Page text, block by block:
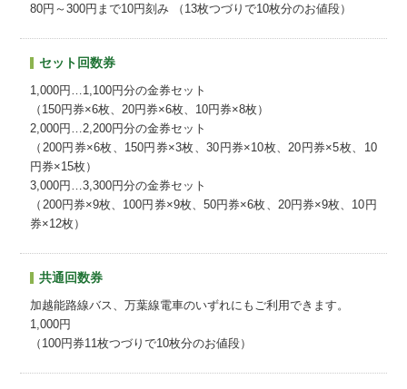
80円～300円まで10円刻み （13枚つづりで10枚分のお値段）
セット回数券
1,000円…1,100円分の金券セット
（150円券×6枚、20円券×6枚、10円券×8枚）
2,000円…2,200円分の金券セット
（200円券×6枚、150円券×3枚、30円券×10枚、20円券×5枚、10
円券×15枚）
3,000円…3,300円分の金券セット
（200円券×9枚、100円券×9枚、50円券×6枚、20円券×9枚、10円
券×12枚）
共通回数券
加越能路線バス、万葉線電車のいずれにもご利用できます。
1,000円
（100円券11枚つづりで10枚分のお値段）